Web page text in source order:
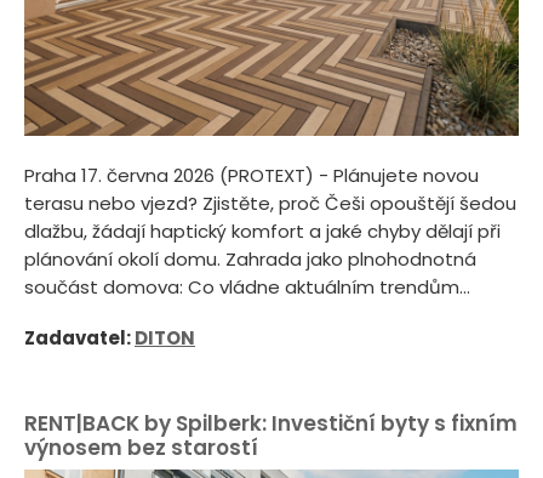
Praha 17. června 2026 (PROTEXT) - Plánujete novou
terasu nebo vjezd? Zjistěte, proč Češi opouštějí šedou
dlažbu, žádají haptický komfort a jaké chyby dělají při
plánování okolí domu. Zahrada jako plnohodnotná
součást domova: Co vládne aktuálním trendům...
Zadavatel:DITON
RENT|BACK by Spilberk: Investiční byty s fixním
výnosem bez starostí